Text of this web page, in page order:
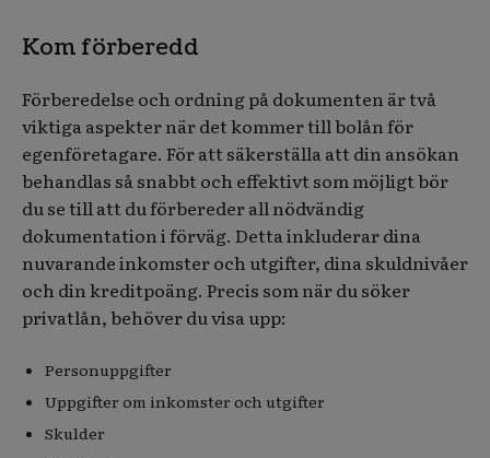
Kom förberedd
Förberedelse och ordning på dokumenten är två
viktiga aspekter när det kommer till bolån för
egenföretagare. För att säkerställa att din ansökan
behandlas så snabbt och effektivt som möjligt bör
du se till att du förbereder all nödvändig
dokumentation i förväg. Detta inkluderar dina
nuvarande inkomster och utgifter, dina skuldnivåer
och din kreditpoäng. Precis som när du söker
privatlån, behöver du visa upp:
Personuppgifter
Uppgifter om inkomster och utgifter
Skulder